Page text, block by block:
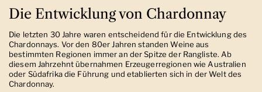
Die Entwicklung von Chardonnay
Die letzten 30 Jahre waren entscheidend für die Entwicklung des
Chardonnays. Vor den 80er Jahren standen Weine aus
bestimmten Regionen immer an der Spitze der Rangliste. Ab
diesem Jahrzehnt übernahmen Erzeugerregionen wie Australien
oder Südafrika die Führung und etablierten sich in der Welt des
Chardonnay.